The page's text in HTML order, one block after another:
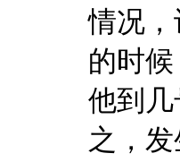
情况
的时
他到
之，